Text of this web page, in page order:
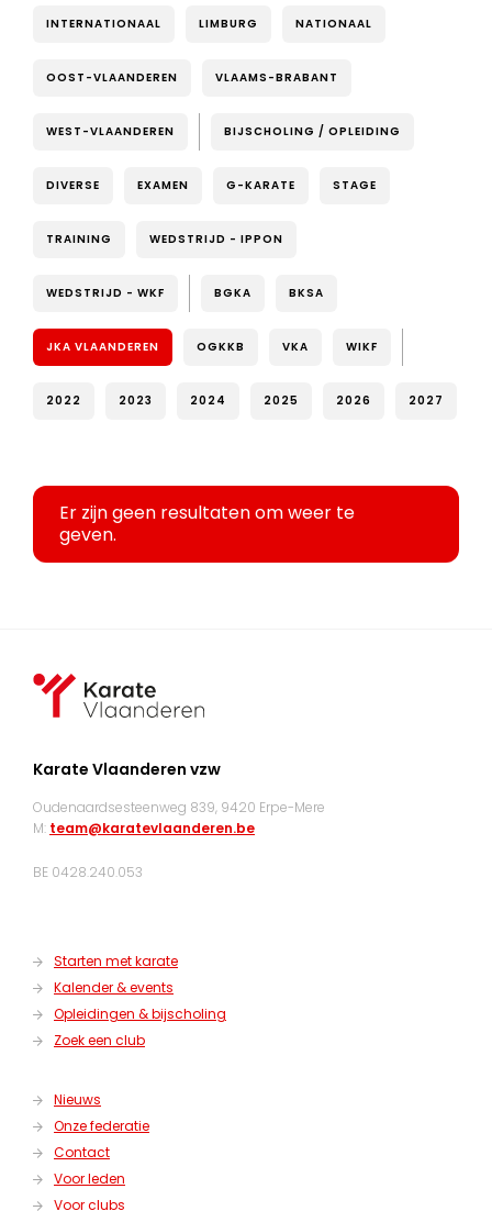
INTERNATIONAAL LIMBURG NATIONAAL
OOST-VLAANDEREN VLAAMS-BRABANT
WEST-VLAANDEREN BIJSCHOLING / OPLEIDING
DIVERSE EXAMEN G-KARATE STAGE
TRAINING WEDSTRIJD - IPPON
WEDSTRIJD - WKF BGKA BKSA
JKA VLAANDEREN OGKKB VKA WIKF
2022 2023 2024 2025 2026 2027
Er zijn geen resultaten om weer te
geven.
Karate Vlaanderen vzw
Oudenaardsesteenweg 839, 9420 Erpe-Mere
M: team@karatevlaanderen.be
BE 0428.240.053
Starten met karate
Kalender & events
Opleidingen & bijscholing
Zoek een club
Nieuws
Onze federatie
Contact
Voor leden
Voor clubs